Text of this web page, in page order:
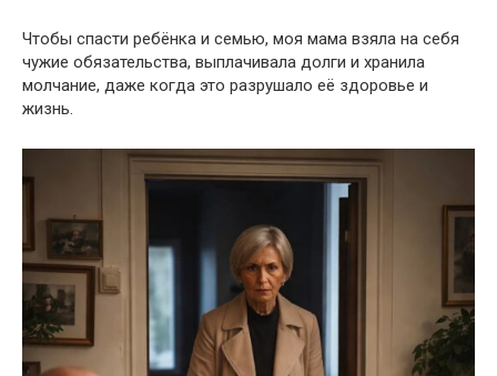
Чтобы спасти ребёнка и семью, моя мама взяла на себя
чужие обязательства, выплачивала долги и хранила
молчание, даже когда это разрушало её здоровье и
жизнь.